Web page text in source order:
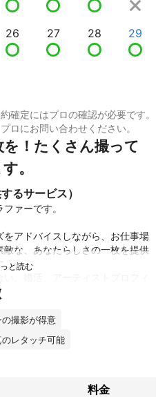
26 27 28 29
確定にはプロの確認が必要です。
ロにお問い合わせください。
！たくさん撮って
。
るサービス）
ァーです。
アドバイスしながら、お仕事場
な、あなたらしさの一枚を提供
。
せ撮影致します。
から後日お気に入りを選んで頂
す
撮影の依頼は、特に多く、数多
撮影が得意
のレタッチ可能
料金